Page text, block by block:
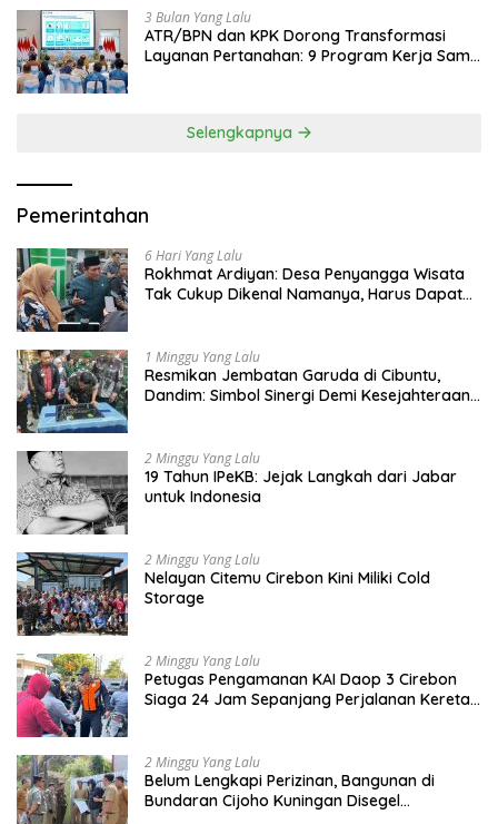
3 Bulan Yang Lalu
ATR/BPN dan KPK Dorong Transformasi
Layanan Pertanahan: 9 Program Kerja Sama
Selengkapnya
Pemerintahan
6 Hari Yang Lalu
Rokhmat Ardiyan: Desa Penyangga Wisata
Tak Cukup Dikenal Namanya, Harus Dapat
1 Minggu Yang Lalu
Resmikan Jembatan Garuda di Cibuntu,
Dandim: Simbol Sinergi Demi Kesejahteraan
2 Minggu Yang Lalu
19 Tahun IPeKB: Jejak Langkah dari Jabar
untuk Indonesia
2 Minggu Yang Lalu
Nelayan Citemu Cirebon Kini Miliki Cold
Storage
2 Minggu Yang Lalu
Petugas Pengamanan KAI Daop 3 Cirebon
Siaga 24 Jam Sepanjang Perjalanan Kereta
2 Minggu Yang Lalu
Belum Lengkapi Perizinan, Bangunan di
Bundaran Cijoho Kuningan Disegel